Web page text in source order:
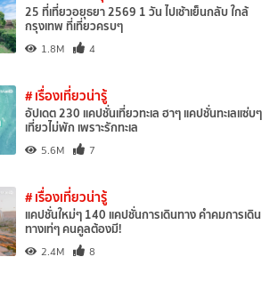
25 ที่เที่ยวอยุธยา 2569 1 วัน ไปเช้าเย็นกลับ ใกล้
กรุงเทพ ที่เที่ยวครบๆ
1.8M 4
# เรื่องเที่ยวน่ารู้
อัปเดต 230 แคปชั่นเที่ยวทะเล ฮาๆ แคปชั่นทะเลแซ่บๆ
เที่ยวไม่พัก เพราะรักทะเล
5.6M 7
# เรื่องเที่ยวน่ารู้
แคปชั่นใหม่ๆ 140 แคปชั่นการเดินทาง คำคมการเดิน
ทางเท่ๆ คนคูลต้องมี!
2.4M 8